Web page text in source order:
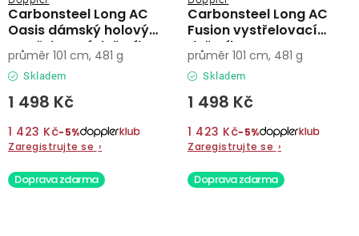
Carbonsteel Long AC
Oasis dámský holový
vystřelovací deštník
Skladem
1 498 Kč
1 423 Kč−5%
Zaregistrujte se ›
průměr 101 cm, 481 g
Carbonsteel Long AC
Fusion vystřelovací
deštník
Skladem
1 498 Kč
1 423 Kč−5%
Zaregistrujte se ›
průměr 101 cm, 481 g
Doprava zdarma Doprava zdarma